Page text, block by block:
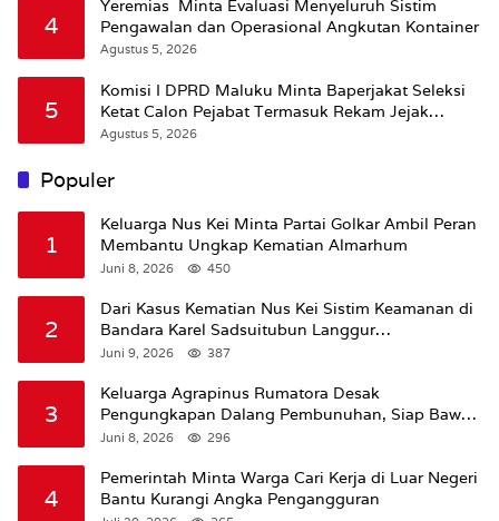
4
Yeremias Minta Evaluasi Menyeluruh Sistim
Pengawalan dan Operasional Angkutan Kontainer
Agustus 5, 2026
5
Komisi I DPRD Maluku Minta Baperjakat Seleksi
Ketat Calon Pejabat Termasuk Rekam Jejak
Hukum
Agustus 5, 2026
Populer
1
Keluarga Nus Kei Minta Partai Golkar Ambil Peran
Membantu Ungkap Kematian Almarhum
Juni 8, 2026 450
2
Dari Kasus Kematian Nus Kei Sistim Keamanan di
Bandara Karel Sadsuitubun Langgur
Dipertanyakan
Juni 9, 2026 387
3
Keluarga Agrapinus Rumatora Desak
Pengungkapan Dalang Pembunuhan, Siap Bawa
Kasus ke Komisi III DPR RI
Juni 8, 2026 296
4
Pemerintah Minta Warga Cari Kerja di Luar Negeri
Bantu Kurangi Angka Pengangguran